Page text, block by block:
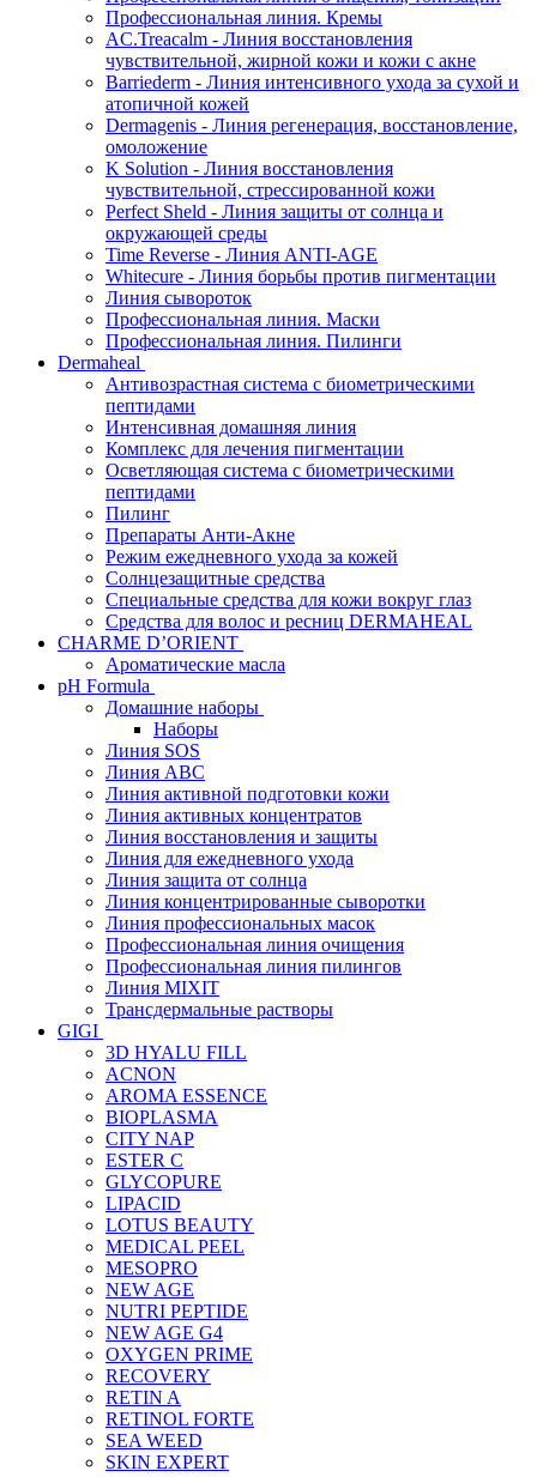
Профессиональная линия. Кремы
AC.Treacalm - Линия восстановления
чувствительной, жирной кожи и кожи с акне
Barriederm - Линия интенсивного ухода за сухой и
атопичной кожей
Dermagenis - Линия регенерация, восстановление,
омоложение
K Solution - Линия восстановления
чувствительной, стрессированной кожи
Perfect Sheld - Линия защиты от солнца и
окружающей среды
Time Reverse - Линия ANTI-AGE
Whitecure - Линия борьбы против пигментации
Линия сывороток
Профессиональная линия. Маски
Профессиональная линия. Пилинги
Dermaheal
Антивозрастная система с биометрическими
пептидами
Интенсивная домашняя линия
Комплекс для лечения пигментации
Осветляющая система с биометрическими
пептидами
Пилинг
Препараты Анти-Акне
Режим ежедневного ухода за кожей
Солнцезащитные средства
Специальные средства для кожи вокруг глаз
Средства для волос и ресниц DERMAHEAL
CHARME D’ORIENT
Ароматические масла
pH Formula
Домашние наборы
Наборы
Линия SOS
Линия АВС
Линия активной подготовки кожи
Линия активных концентратов
Линия восстановления и защиты
Линия для ежедневного ухода
Линия защита от солнца
Линия концентрированные сыворотки
Линия профессиональных масок
Профессиональная линия очищения
Профессиональная линия пилингов
Линия MIXIT
Трансдермальные растворы
GIGI
3D HYALU FILL
ACNON
AROMA ESSENCE
BIOPLASMA
CITY NAP
ESTER C
GLYCOPURE
LIPACID
LOTUS BEAUTY
MEDICAL PEEL
MESOPRO
NEW AGE
NUTRI PEPTIDE
NEW AGE G4
OXYGEN PRIME
RECOVERY
RETIN A
RETINOL FORTE
SEA WEED
SKIN EXPERT